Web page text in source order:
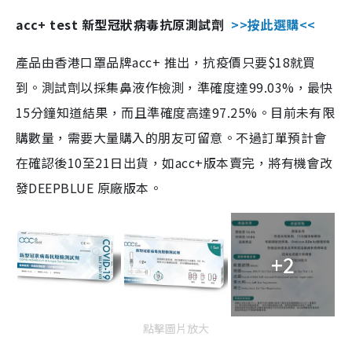
acc+ test 新型冠狀病毒抗原測試劑 >>按此選購<<
產品由香港口罩品牌acc+ 推出，抗疫價只要$18就買
到。測試劑以採集鼻液作檢測，準確度達99.03%，最快
15分鐘知道結果，而且準確度高達97.25%。目前未有限
購數量，需要大量購入的朋友可留意。不過訂單預計會
在確認後10至21日出貨，如acc+版本賣完，將有機會改
發DEEPBLUE 原廠版本。
+2
點擊圖片放大